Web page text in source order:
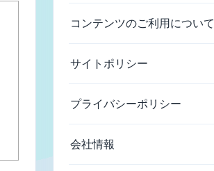
コンテンツのご利用について
サイトポリシー
プライバシーポリシー
会社情報